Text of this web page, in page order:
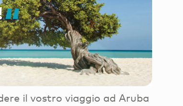
il vostro viaggio ad Aruba